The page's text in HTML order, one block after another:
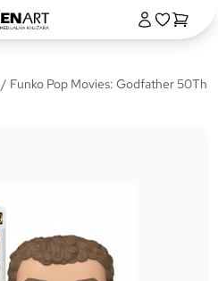
/ Funko Pop Movies: Godfather 50Th